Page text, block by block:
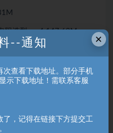
阻选型.mp4 147.63M
271.81M
×
--通知
次查看下载地址。部分手机
示下载地址！需联系客服
，记得在链接下方提交工